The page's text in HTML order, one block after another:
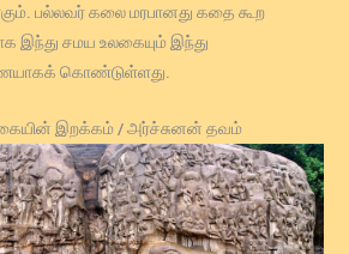
பல்லவர் கலை மரபானது கதை கூற
இந்து சமய உலகையும் இந்து
கொண்டுள்ளது.
இறக்கம் / அர்ச்சுனன் தவம்